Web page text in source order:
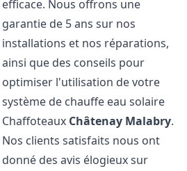
efficace. Nous offrons une
garantie de 5 ans sur nos
installations et nos réparations,
ainsi que des conseils pour
optimiser l'utilisation de votre
système de chauffe eau solaire
Chaffoteaux Châtenay Malabry.
Nos clients satisfaits nous ont
donné des avis élogieux sur